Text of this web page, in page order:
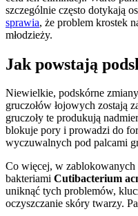
szczególnie często dotykają
sprawia, że problem krostek
młodzieży.
Jak powstają
Niewielkie, podskórne
gruczołów łojowych zostają
gruczoły te produkują
blokuje pory i prowadzi do
wyczuwalnych pod palcami
Co więcej, w zablokowanych
bakteriami Cutibacterium
uniknąć tych problemów,
oczyszczanie skóry twarzy.